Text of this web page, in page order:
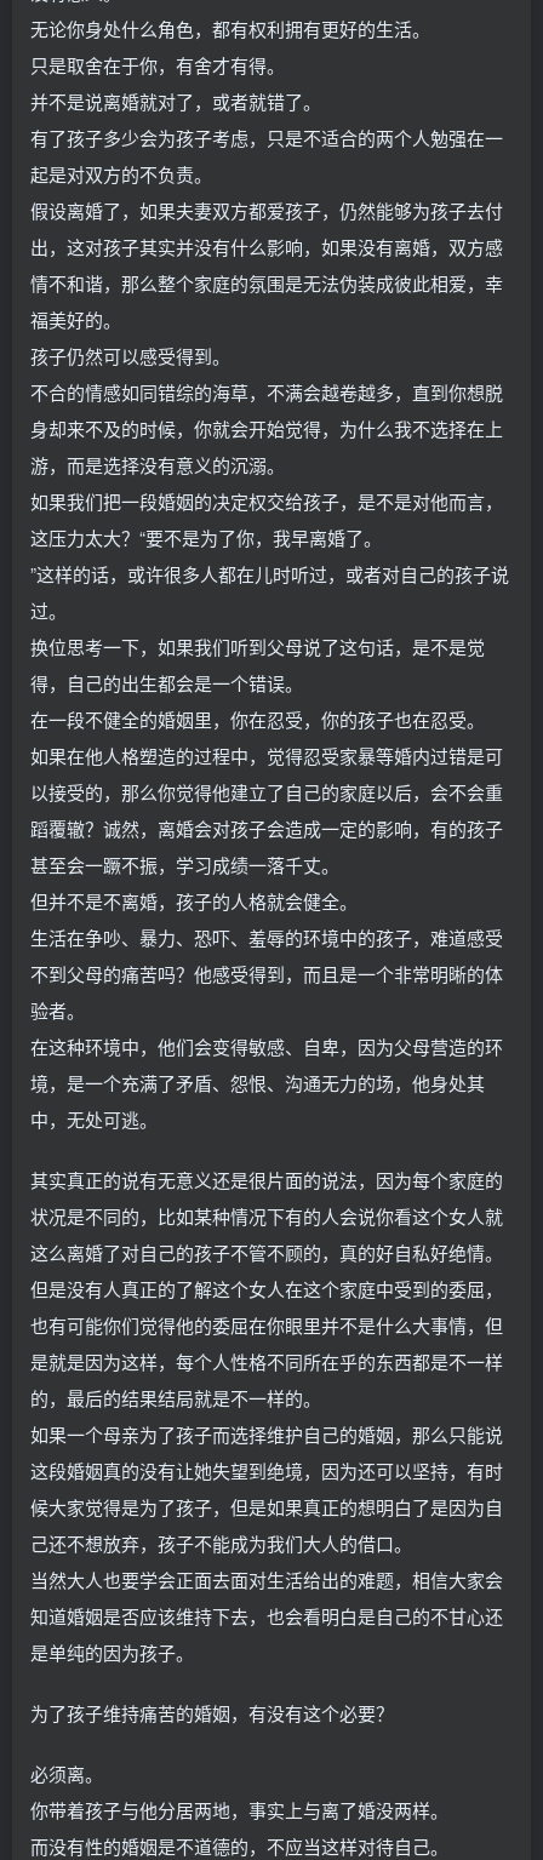
无论你身处什么角色，都有权利拥有更好的生活。
只是取舍在于你，有舍才有得。
并不是说离婚就对了，或者就错了。
有了孩子多少会为孩子考虑，只是不适合的两个人勉强在一
起是对双方的不负责。
假设离婚了，如果夫妻双方都爱孩子，仍然能够为孩子去付
出，这对孩子其实并没有什么影响，如果没有离婚，双方感
情不和谐，那么整个家庭的氛围是无法伪装成彼此相爱，幸
福美好的。
孩子仍然可以感受得到。
不合的情感如同错综的海草，不满会越卷越多，直到你想脱
身却来不及的时候，你就会开始觉得，为什么我不选择在上
游，而是选择没有意义的沉溺。
如果我们把一段婚姻的决定权交给孩子，是不是对他而言，
这压力太大？“要不是为了你，我早离婚了。
”这样的话，或许很多人都在儿时听过，或者对自己的孩子说
过。
换位思考一下，如果我们听到父母说了这句话，是不是觉
得，自己的出生都会是一个错误。
在一段不健全的婚姻里，你在忍受，你的孩子也在忍受。
如果在他人格塑造的过程中，觉得忍受家暴等婚内过错是可
以接受的，那么你觉得他建立了自己的家庭以后，会不会重
蹈覆辙？诚然，离婚会对孩子会造成一定的影响，有的孩子
甚至会一蹶不振，学习成绩一落千丈。
但并不是不离婚，孩子的人格就会健全。
生活在争吵、暴力、恐吓、羞辱的环境中的孩子，难道感受
不到父母的痛苦吗？他感受得到，而且是一个非常明晰的体
验者。
在这种环境中，他们会变得敏感、自卑，因为父母营造的环
境，是一个充满了矛盾、怨恨、沟通无力的场，他身处其
中，无处可逃。
其实真正的说有无意义还是很片面的说法，因为每个家庭的
状况是不同的，比如某种情况下有的人会说你看这个女人就
这么离婚了对自己的孩子不管不顾的，真的好自私好绝情。
但是没有人真正的了解这个女人在这个家庭中受到的委屈，
也有可能你们觉得他的委屈在你眼里并不是什么大事情，但
是就是因为这样，每个人性格不同所在乎的东西都是不一样
的，最后的结果结局就是不一样的。
如果一个母亲为了孩子而选择维护自己的婚姻，那么只能说
这段婚姻真的没有让她失望到绝境，因为还可以坚持，有时
候大家觉得是为了孩子，但是如果真正的想明白了是因为自
己还不想放弃，孩子不能成为我们大人的借口。
当然大人也要学会正面去面对生活给出的难题，相信大家会
知道婚姻是否应该维持下去，也会看明白是自己的不甘心还
是单纯的因为孩子。
为了孩子维持痛苦的婚姻，有没有这个必要？
必须离。
你带着孩子与他分居两地，事实上与离了婚没两样。
而没有性的婚姻是不道德的，不应当这样对待自己。